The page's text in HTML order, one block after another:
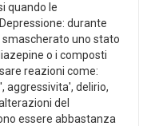
quando le
durante
uno stato
o i composti
reazioni come:
aggressivita', delirio,
del
essere abbastanza